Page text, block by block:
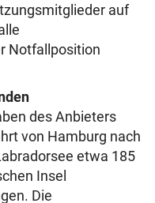
auf
Notfallposition
des Anbieters
von Hamburg nach
etwa 185
Insel
Die